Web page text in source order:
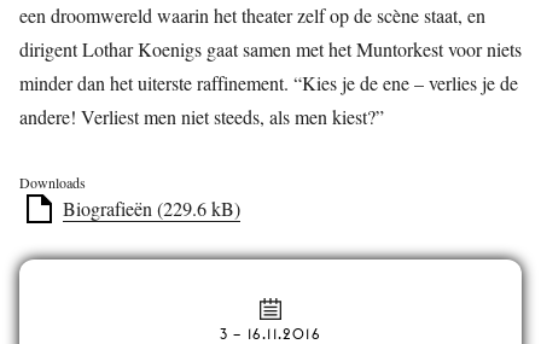
een droomwereld waarin het theater zelf op de scène staat, en
dirigent Lothar Koenigs gaat samen met het Muntorkest voor niets
minder dan het uiterste raffinement. “Kies je de ene – verlies je de
andere! Verliest men niet steeds, als men kiest?”
Downloads
Biografieën (229.6 kB)
3 – 16.11.2016